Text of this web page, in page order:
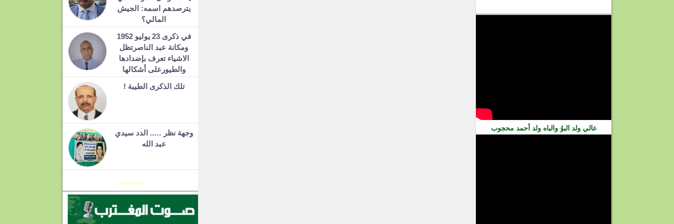
عالي ولد البوُ والباه ولد أحمد محجوب
يترصدهم اسمه: الجيش
المالي؟
في ذكرى 23 يوليو 1952
ومكانة عبد الناصرتظل
الاشياء تعرف بإضدادها
والطيورعلى أشكالها
تلك الذكرى الطيبة !
وجهة نظر ….. الدد سيدي
عبد الله
بث مباشر